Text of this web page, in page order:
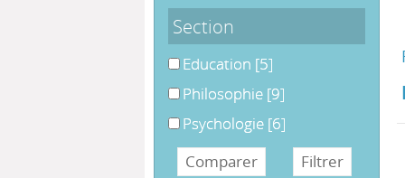
Section
Education
Education [5]
Philosophie
Philosophie [9]
Psychologie
Psychologie [6]